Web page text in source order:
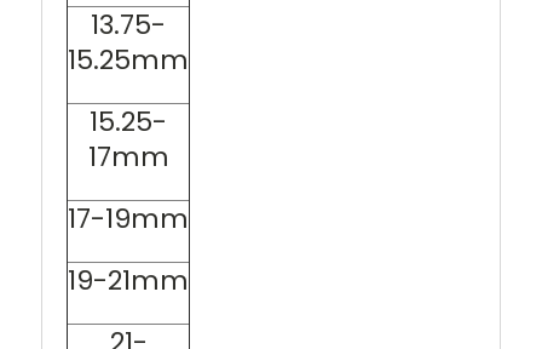
13.75-
15.25mm
15.25-
17mm
17-19mm
19-21mm